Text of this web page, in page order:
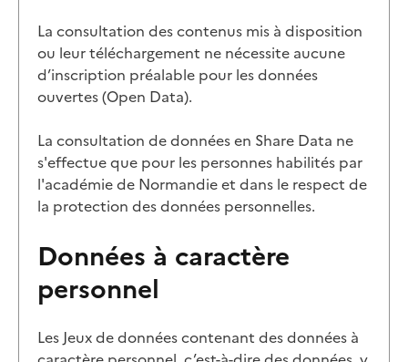
La consultation des contenus mis à disposition
ou leur téléchargement ne nécessite aucune
d’inscription préalable pour les données
ouvertes (Open Data).
La consultation de données en Share Data ne
s'effectue que pour les personnes habilités par
l'académie de Normandie et dans le respect de
la protection des données personnelles.
Données à caractère
personnel
Les Jeux de données contenant des données à